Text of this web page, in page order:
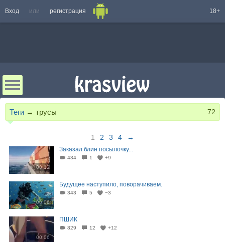
Вход или регистрация 18+
Теги → трусы 72
1 2 3 4 →
00:12
Заказал блин посылочку...
434 1 +9
00:06
Будущее наступило, поворачиваем.
343 5 −3
00:06
ПШИК
829 12 +12